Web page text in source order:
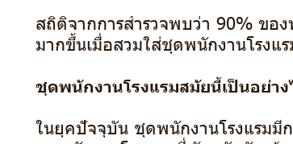
สถิติจากการสำรวจพบว่า 90% ขอ
มากขึ้นเมื่อสวมใส่ชุดพนักงานโรงแ
ชุดพนักงานโรงแรมสมัยนี้เป็นอย่าง
ในยุคปัจจุบัน ชุดพนักงานโรงแรมมี